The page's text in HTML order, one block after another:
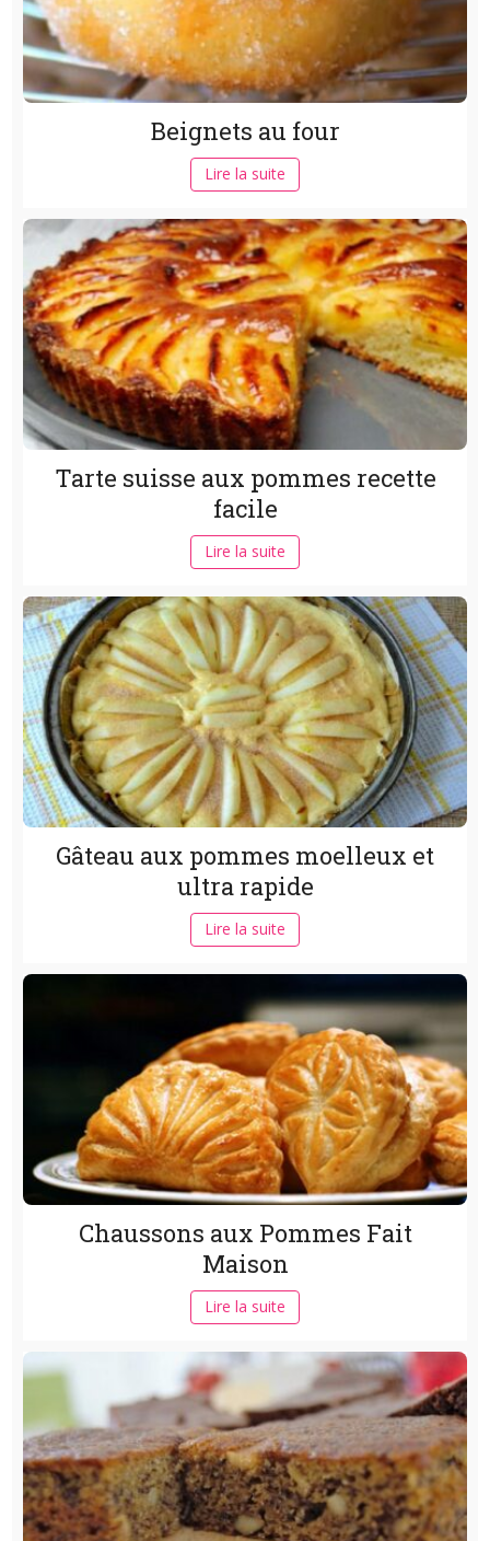
Beignets au four
Lire la suite
Tarte suisse aux pommes recette
facile
Lire la suite
Gâteau aux pommes moelleux et
ultra rapide
Lire la suite
Chaussons aux Pommes Fait
Maison
Lire la suite